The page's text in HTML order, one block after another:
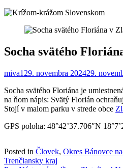
Socha svätého
miva1 29. novembra 202429.
Socha svätého Floriána je
na ňom nápis: Svätý Florián
Stojí v malom parku v strede obce
GPS poloha: 48°42’37.706″N
Posted in Človek, Okres Bánovce
Trenčiansky kraj